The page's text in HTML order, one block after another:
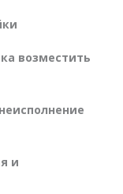
возместить
и